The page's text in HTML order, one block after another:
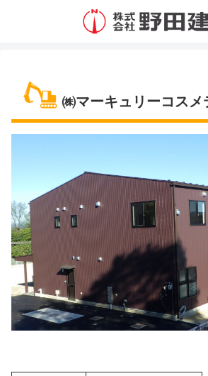
㈱マーキュリーコスメ